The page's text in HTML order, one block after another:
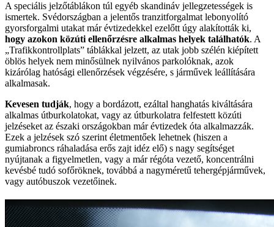
A speciális jelzőtáblákon túl egyéb skandináv jellegzetességek is
ismertek. Svédországban a jelentős tranzitforgalmat lebonyolító
gyorsforgalmi utakat már évtizedekkel ezelőtt úgy alakították ki,
hogy azokon közúti ellenőrzésre alkalmas helyek találhatók. A
„Trafikkontrollplats” táblákkal jelzett, az utak jobb szélén kiépített
öblös helyek nem minősülnek nyilvános parkolóknak, azok
kizárólag hatósági ellenőrzések végzésére, s járművek leállítására
alkalmasak.
Kevesen tudják, hogy a bordázott, ezáltal hanghatás kiváltására
alkalmas útburkolatokat, vagy az útburkolatra felfestett közúti
jelzéseket az északi országokban már évtizedek óta alkalmazzák.
Ezek a jelzések szó szerint életmentőek lehetnek (hiszen a
gumiabroncs ráhaladása erős zajt idéz elő) s nagy segítséget
nyújtanak a figyelmetlen, vagy a már régóta vezető, koncentrálni
kevésbé tudó sofőröknek, továbbá a nagyméretű tehergépjárművek,
vagy autóbuszok vezetőinek.